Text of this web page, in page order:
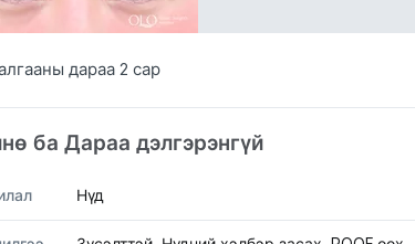
дараа 2 сар
ба Дараа дэлгэрэнгүй
Нүд